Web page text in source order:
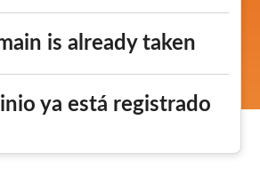
is already taken
ya está registrado